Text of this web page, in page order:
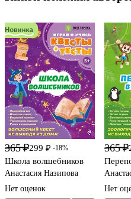
365 ₽299 ₽ -18%
Школа волшебников
Анастасия Назипова
Нет оценок
365 ₽
Нет